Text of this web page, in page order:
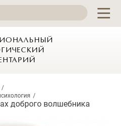
доброго волшебника